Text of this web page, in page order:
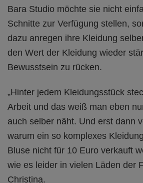
Bara Studio möchte sie nicht
Schnitte zur Verfügung stellen,
dazu anregen ihre Kleidung
den Wert der Kleidung wieder
Bewusstsein zu rücken.
„Hinter jedem Kleidungsstück
Arbeit und das weiß man eben
auch selber näht. Und erst dann
warum ein so komplexes
Bluse nicht für 10 Euro verkauft
wie es leider in vielen Läden der
Christina.